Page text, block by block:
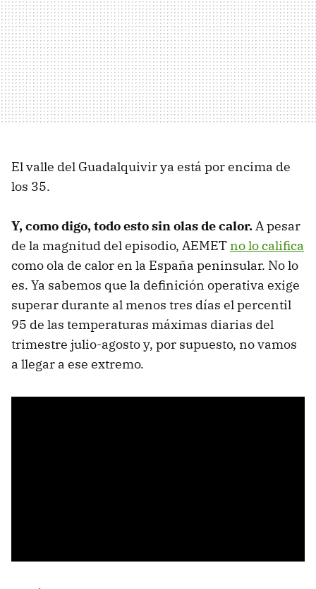
El valle del Guadalquivir ya está por encima de
los 35.
Y, como digo, todo esto sin olas de calor.A pesar
de la magnitud del episodio, AEMETno lo califica
como ola de calor en la España peninsular. No lo
es. Ya sabemos que la definición operativa exige
superar durante al menos tres días el percentil
95 de las temperaturas máximas diarias del
trimestre julio-agosto y, por supuesto, no vamos
a llegar a ese extremo.